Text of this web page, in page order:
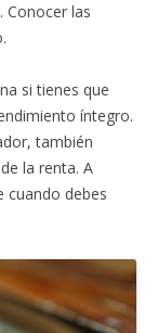
Conocer las
si tienes que
íntegro.
también
la renta. A
cuando debes